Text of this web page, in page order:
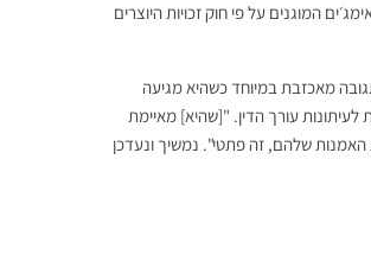
המוגנים על פי חוק זכויות היוצרים
מאכזבת במיוחד כשהיא מגיעה
עורך הדין. "[שהיא] מאיימת
האמנות שלהם, זה פתטי". נמשיך ונעדכן